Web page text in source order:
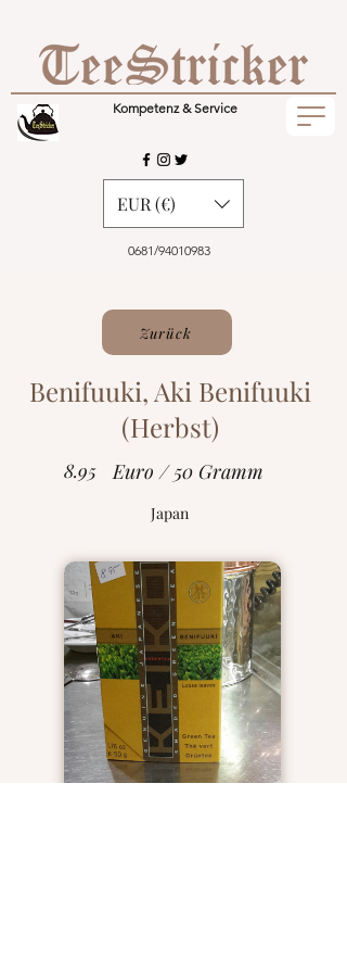
Kompetenz & Service
0681/94010983
EUR (€)
Zurück
Benifuuki, Aki Benifuuki
(Herbst)
8.95 Euro / 50 Gramm
Japan